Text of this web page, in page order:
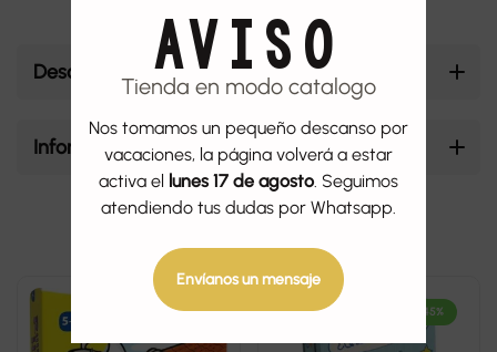
Descripción
Información adicional
Productos relacionados
-45%
AVISO
Tienda en modo catalogo
Nos tomamos un pequeño descanso por
vacaciones, la página volverá a estar
activa el lunes 17 de agosto. Seguimos
atendiendo tus dudas por Whatsapp.
Envíanos un mensaje